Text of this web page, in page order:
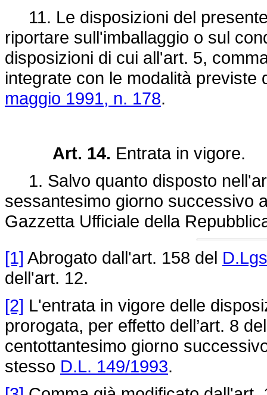
11. Le disposizioni del
riportare sull'imballaggio o sul
disposizioni di cui all'art. 5,
integrate con le modalità previste
maggio 1991, n. 178.
Art. 14. Entrata in vigore.
1. Salvo quanto disposto
sessantesimo giorno successivo
Gazzetta Ufficiale della
[1] Abrogato dall'art. 158 del
dell'art. 12.
[2] L'entrata in vigore delle
prorogata, per effetto dell’art. 8
centottantesimo giorno
stesso D.L. 149/1993.